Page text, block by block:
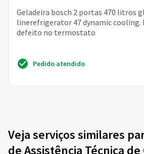
Geladeira bosch 2 portas 470 litros
linerefrigerator 47 dynamic cooling.
defeito no termostato
Pedido atendido
Veja serviços similares
de Assistência Técnica